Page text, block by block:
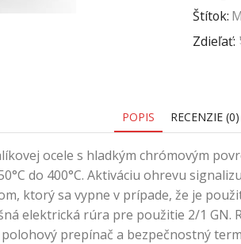
Štítok:
Zdieľať:
POPIS RECENZIE (0)
ocele s hladkým chrómovým
do 400°C. Aktiváciu ohrevu
ktorý sa vypne v prípade, že je
elektrická rúra pre použitie 2/1 GN.
polohový prepínač a bezpečnostný